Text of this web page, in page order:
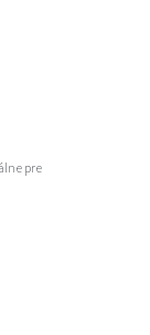
pre